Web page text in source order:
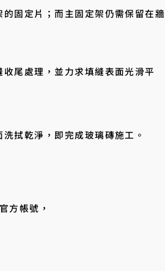
固定片；而主固定架仍需保留在牆
尾處理，並力求填縫表面光滑平
拭乾淨，即完成玻璃磚施工。
方帳號，